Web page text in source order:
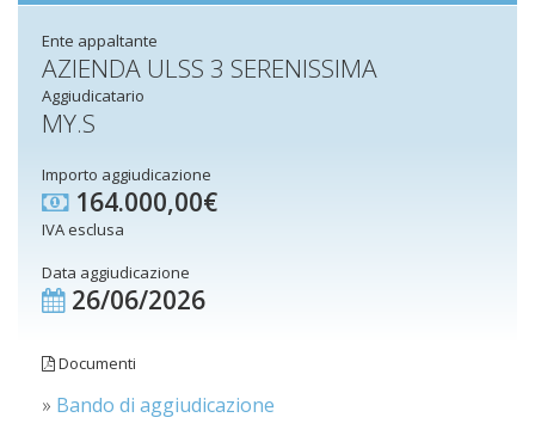
Ente appaltante
AZIENDA ULSS 3 SERENISSIMA
Aggiudicatario
MY.S
Importo aggiudicazione
164.000,00€
IVA esclusa
Data aggiudicazione
26/06/2026
Documenti
» Bando di aggiudicazione